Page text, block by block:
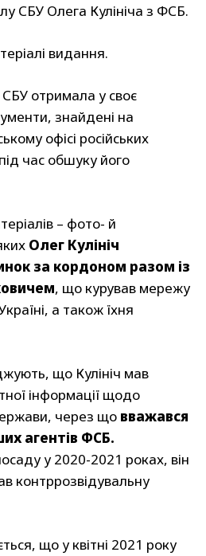
СБУ Олега Кулініча з ФСБ.
видання.
отримала у своє
знайдені на
офісі російських
час обшуку його
– фото- й
Олег Кулініч
за кордоном разом із
, що курував мережу
а також їхня
що Кулініч мав
інформації щодо
через що вважався
агентів ФСБ.
у 2020-2021 роках, він
контррозвідувальну
що у квітні 2021 року